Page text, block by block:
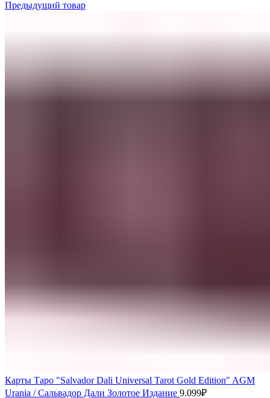
Предыдущий товар
Карты Таро "Salvador Dali Universal Tarot Gold Edition" AGM
Urania / Сальвадор Дали Золотое Издание 9.099₽